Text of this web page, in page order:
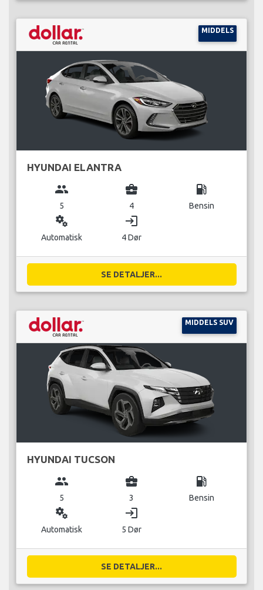
MIDDELS
HYUNDAI ELANTRA
group
5
business_center
4
local_gas_station
Bensin
miscellaneous_services
Automatisk
login
4 Dør
SE DETALJER...
MIDDELS SUV
HYUNDAI TUCSON
group
5
business_center
3
local_gas_station
Bensin
miscellaneous_services
Automatisk
login
5 Dør
SE DETALJER...